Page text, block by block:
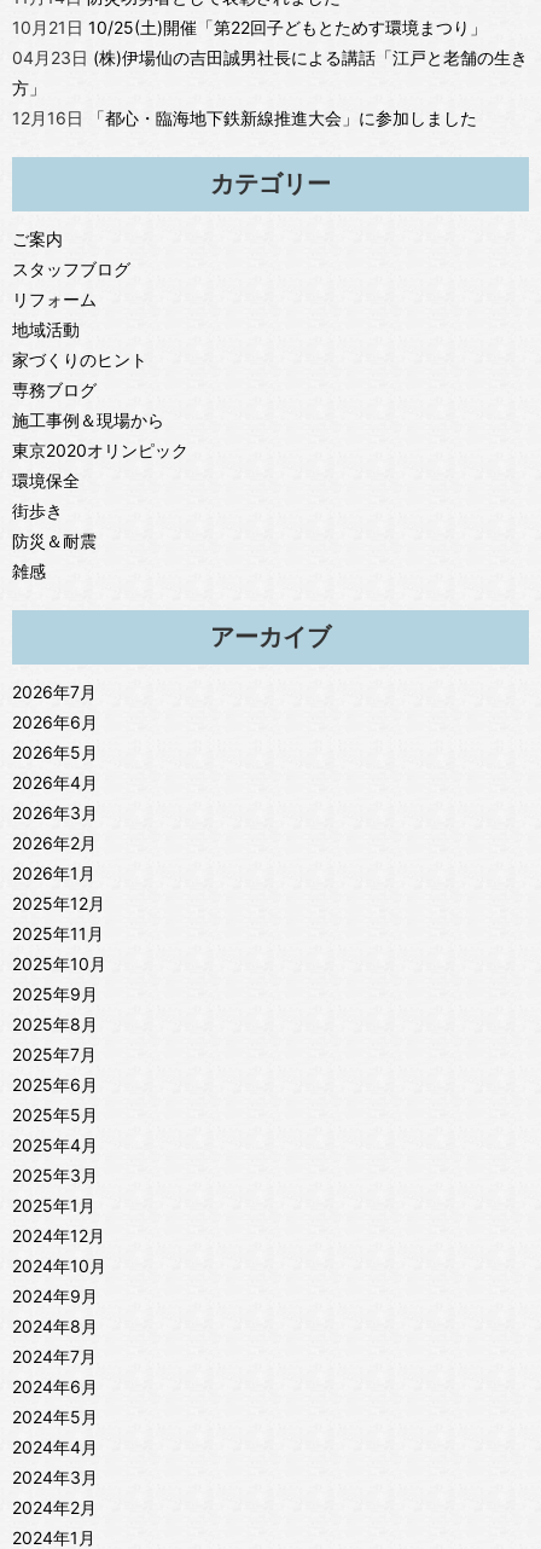
10月21日 10/25(土)開催「第22回子どもとためす環境まつり」
04月23日 (株)伊場仙の吉田誠男社長による講話「江戸と老舗の生き
方」
12月16日
「都心・臨海地下鉄新線推進大会」に参加しました
カテゴリー
ご案内
スタッフブログ
リフォーム
地域活動
家づくりのヒント
専務ブログ
施工事例＆現場から
東京2020オリンピック
環境保全
街歩き
防災＆耐震
雑感
アーカイブ
2026年7月
2026年6月
2026年5月
2026年4月
2026年3月
2026年2月
2026年1月
2025年12月
2025年11月
2025年10月
2025年9月
2025年8月
2025年7月
2025年6月
2025年5月
2025年4月
2025年3月
2025年1月
2024年12月
2024年10月
2024年9月
2024年8月
2024年7月
2024年6月
2024年5月
2024年4月
2024年3月
2024年2月
2024年1月